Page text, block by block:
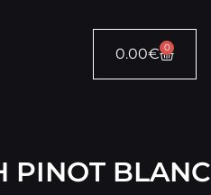
0.00€ 0
PINOT BLANC